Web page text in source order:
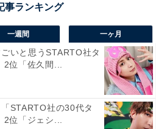
する商品をAmazonで見る
一週間 一ヶ月
いと思うSTARTO社タ
位「佐久間...
STARTO社の30代タ
位「ジェシ...